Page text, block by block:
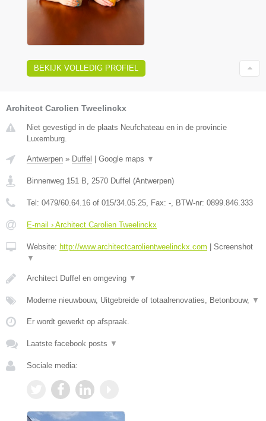
BEKIJK VOLLEDIG PROFIEL
Architect Carolien Tweelinckx
Niet gevestigd in de plaats Neufchateau en in de provincie
Luxemburg.
Antwerpen » Duffel Google maps ▼
Binnenweg 151 B, 2570 Duffel (Antwerpen)
Tel: 0479/60.64.16 of 015/34.05.25, Fax: -, BTW-nr: 0899.846.333
E-mail › Architect Carolien Tweelinckx
Website: http://www.architectcarolientweelinckx.com
Screenshot
▼
Architect Duffel en omgeving ▼
Moderne nieuwbouw, Uitgebreide of totaalrenovaties, Betonbouw, ▼
Er wordt gewerkt op afspraak.
Laatste facebook posts ▼
Sociale media: